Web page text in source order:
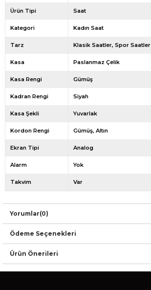
Ürün Tipi Saat
Kategori Kadın Saat
Tarz Klasik Saatler Spor Saatler
Kasa Paslanmaz Çelik
Kasa Rengi Gümüş
Kadran Rengi Siyah
Kasa Şekli Yuvarlak
Kordon Rengi Gümüş Altın
Ekran Tipi Analog
Alarm Yok
Takvim Var
Yorumlar(0)
Ödeme Seçenekleri
Ürün Önerileri